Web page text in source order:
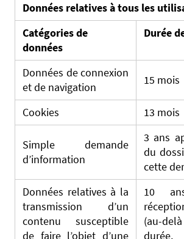
Données relatives à tous les
Catégories de
données
Durée
Données de connexion
et de navigation
15 mois
Cookies 13 mois
Simple demande
d’information
3 ans
du
cette
Données relatives à la
transmission d’un
contenu susceptible
de faire l’objet d’une
10
(au-
durée,